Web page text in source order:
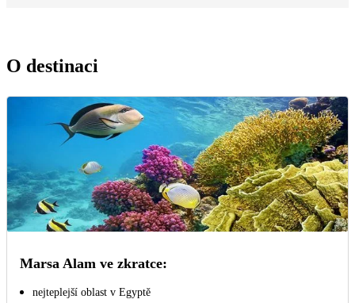
O destinaci
Marsa Alam ve zkratce:
nejteplejší oblast v Egyptě